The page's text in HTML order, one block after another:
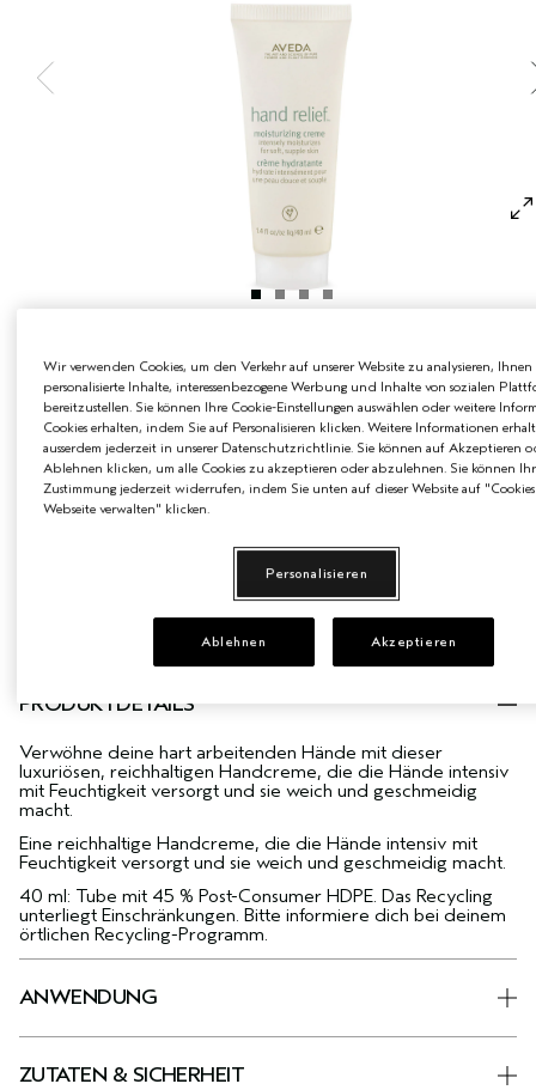
EMPFINDLICHE KOPFHAUT
ALLE KOLLEKTIONEN
€12.40 €0.31 /ml 40 ml
40 ml
€12.40
125 ml
€36.40
ZUM WARENKORB HINZUFÜGEN
BRUSH GRATIS AB 99 € BESTELLWERT
PRODUKTDETAILS
Verwöhne deine hart arbeitenden Hände mit dieser
luxuriösen, reichhaltigen Handcreme, die die Hände intensiv
mit Feuchtigkeit versorgt und sie weich und geschmeidig
macht.
Eine reichhaltige Handcreme, die die Hände intensiv mit
Feuchtigkeit versorgt und sie weich und geschmeidig macht.
40 ml: Tube mit 45 % Post-Consumer HDPE. Das Recycling
unterliegt Einschränkungen. Bitte informiere dich bei deinem
örtlichen Recycling-Programm.
ANWENDUNG
ZUTATEN & SICHERHEIT
Wir verwenden Cookies, um den Verkehr auf unserer Website zu analysieren, Ihnen
personalisierte Inhalte, interessenbezogene Werbung und Inhalte von sozialen
bereitzustellen. Sie können Ihre Cookie-Einstellungen auswählen oder weitere
Cookies erhalten, indem Sie auf Personalisieren klicken. Weitere Informationen
ausserdem jederzeit in unserer Datenschutzrichtlinie. Sie können auf Akzeptieren
Ablehnen klicken, um alle Cookies zu akzeptieren oder abzulehnen. Sie können
Zustimmung jederzeit widerrufen, indem Sie unten auf dieser Website auf
Webseite verwalten" klicken.
Personalisieren
Ablehnen Akzeptieren